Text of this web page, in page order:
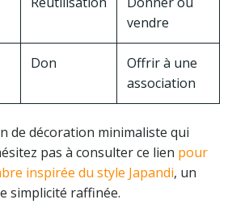
vendre
Don
Offrir à une
association
de décoration minimaliste qui
pas à consulter ce lien pour
inspirée du style Japandi, un
simplicité raffinée.